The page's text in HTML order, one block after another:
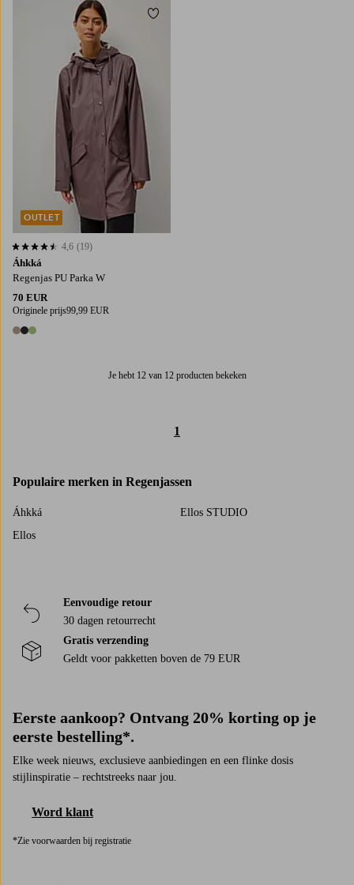
Áhkká
Regenjas PU Parka W
70 EUR
Originele prijs99,99 EUR
3 kleuren
4,6 op basis van 19 beoordelingen
4,6 (19)
OUTLET
Toevoegen aan favorieten
Je hebt 12 van 12 producten bekeken
1
Populaire merken in Regenjassen
Áhkká
Ellos STUDIO
Ellos
Eenvoudige retour
30 dagen retourrecht
Gratis verzending
Geldt voor pakketten boven de 79 EUR
Eerste aankoop? Ontvang 20% korting op je
eerste bestelling*.
Elke week nieuws, exclusieve aanbiedingen en een flinke dosis
stijlinspiratie – rechtstreeks naar jou.
Word klant
*Zie voorwaarden bij registratie